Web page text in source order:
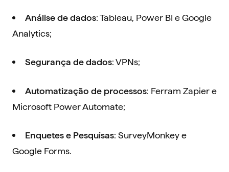
Análise de dados: Tableau, Power BI e Google
Analytics;
Segurança de dados: VPNs;
Automatização de processos: Ferram Zapier e
Microsoft Power Automate;
Enquetes e Pesquisas: SurveyMonkey e
Google Forms.